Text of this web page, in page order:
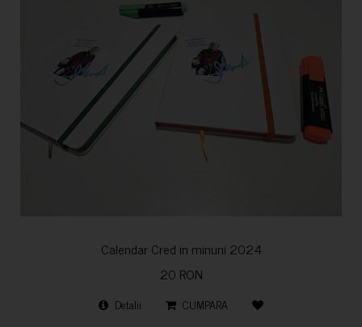
Calendar Cred in minuni 2024
20 RON
Detalii CUMPARA